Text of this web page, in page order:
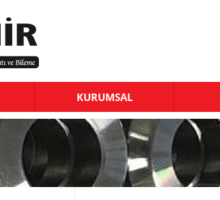
KURUMSAL